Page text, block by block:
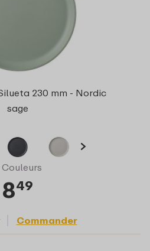
230 mm - Nordic
sage
Couleurs
849
Commander